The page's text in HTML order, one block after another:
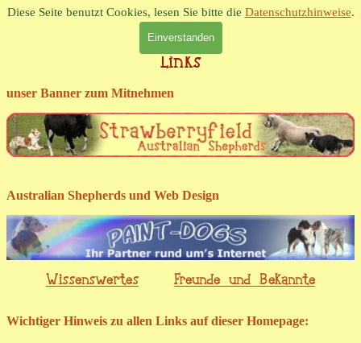
Diese Seite benutzt Cookies, lesen Sie bitte die Datenschutzhinweise.
Einverstanden
Direkt zum Seiteninhalt
Menü überspringen
Links
unser Banner zum Mitnehmen
Australian Shepherds und Web Design
Wissenswertes Freunde und Bekannte
Wichtiger Hinweis zu allen Links auf dieser Homepage: